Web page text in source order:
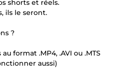
shorts et réels.
ils le seront.
?
format .MP4, .AVI ou .MTS
aussi)